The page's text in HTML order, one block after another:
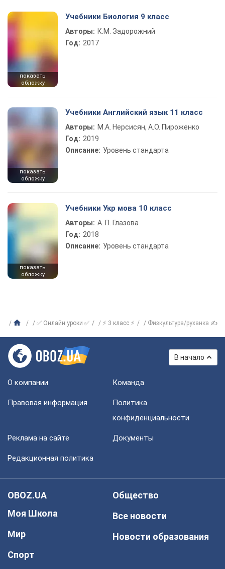
показать
обложку
Учебники Биология 9 класс
Авторы: К.М. Задорожний
Год: 2017
показать
обложку
Учебники Английский язык 11 класс
Авторы: М.А. Нерсисян, А.О. Пироженко
Год: 2019
Описание: Уровень стандарта
показать
обложку
Учебники Укр мова 10 класс
Авторы: А. П. Глазова
Год: 2018
Описание: Уровень стандарта
✅ Онлайн уроки ✅ ⚡ 3 класс ⚡ Физкультура/руханка ✍
В начало
О компании Команда
Правовая информация
Политика
конфиденциальности
Реклама на сайте Документы
Редакционная политика
OBOZ.UA
Моя Школа
Мир
Спорт
Общество
Все новости
Новости образования